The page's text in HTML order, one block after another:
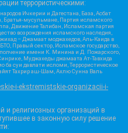
террористическими:
Ичкерии и Дагестана, База, Асбат
Братья-мусульмане, Партия исламского
Движение Талибан, Исламская партия
возрождения исламского наследия,
– Джамаат моджахедов, Аль-Каида в
Правый сектор, Исламское государство,
имени К. Минина и Д. Пожарского,
Муджахеды джамаата Ат-Тавхида
суи давлати исломи, Террористическое
Тахрир аш-Шам, Ахлю Сунна Валь
i-ekstremistskie-organizacii-i-
и религиозных организаций в
в законную силу решение